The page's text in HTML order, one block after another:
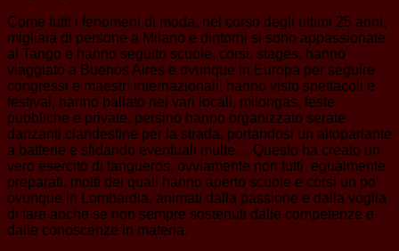
Come tutti i fenomeni di moda, nel corso degli ultimi 25 anni,
migliaia di persone a Milano e dintorni si sono appassionate
al Tango e hanno seguito scuole, corsi, stages, hanno
viaggiato a Buenos Aires e ovunque in Europa per seguire
congressi e maestri internazionali, hanno visto spettacoli e
festival, hanno ballato nei vari locali, milongas, feste
pubbliche e private, persino hanno organizzato serate
danzanti clandestine per la strada, portandosi un altoparlante
a batterie e sfidando eventuali multe… Questo ha creato un
vero esercito di tangueros, ovviamente non tutti egualmente
preparati, molti dei quali hanno aperto scuole e corsi un po’
ovunque in Lombardia, animati dalla passione e dalla voglia
di fare anche se non sempre sostenuti dalle competenze e
dalle conoscenze in materia.